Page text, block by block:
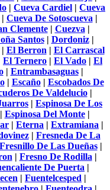
| Cueva Cardiel | Cueva
Cueva De Sotoscueva|
Clemente| Cuezva|
Santos| Dordoniz|
El Berron| El Carrascal
El Ternero | El Vado | El
| Entrambasaguas|
| Escaño| Escobados De
De Valdelucio|
| Espinosa De Los
Espinosa Del Monte|
| Eterna | Extramiana |
| Fresneda De La
Fresnillo De Las Dueñas|
| Fresno De Rodilla|
De Puerta |
| Fuentelcesped |